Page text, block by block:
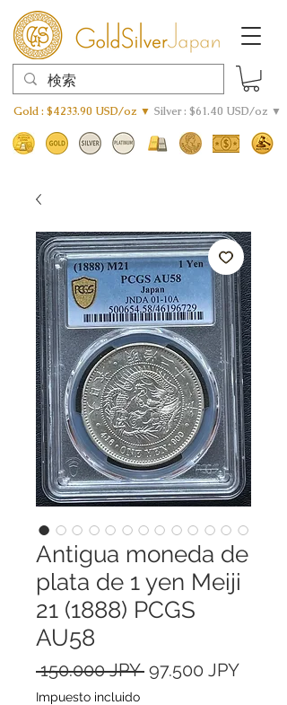
Gold : $4233.90 USD/oz ▼ Silver : $61.40 USD/oz ▼
Antigua moneda de
plata de 1 yen Meiji
21 (1888) PCGS
AU58
150.000 JPY Precio
97.500 JPYPrecio
Impuesto incluido